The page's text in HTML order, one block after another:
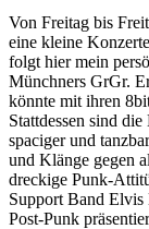
Von Freitag bis
eine kleine
folgt hier mein
Münchners GrGr.
könnte mit ihren
Stattdessen sind
spaciger und
und Klänge gegen
dreckige Punk-
Support Band Elvis
Post-Punk